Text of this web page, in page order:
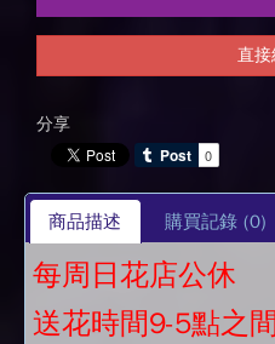
直接
分享
商品描述 購買記錄(0)
每周日花店公休
送花時間9-5點之